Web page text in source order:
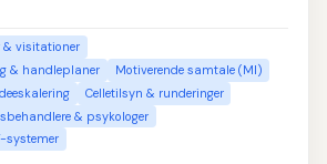
& visitationer
& handleplaner
Motiverende samtale (MI)
Celletilsyn & runderinger
& psykologer
systemer